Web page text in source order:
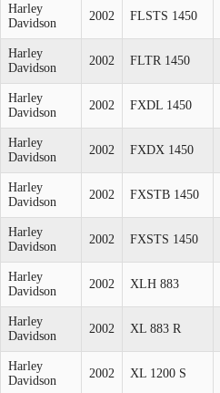
Harley
Davidson
2002 FLSTS 1450
Harley
Davidson
2002 FLTR 1450
Harley
Davidson
2002 FXDL 1450
Harley
Davidson
2002 FXDX 1450
Harley
Davidson
2002 FXSTB 1450
Harley
Davidson
2002 FXSTS 1450
Harley
Davidson
2002 XLH 883
Harley
Davidson
2002 XL 883 R
Harley
Davidson
2002 XL 1200 S